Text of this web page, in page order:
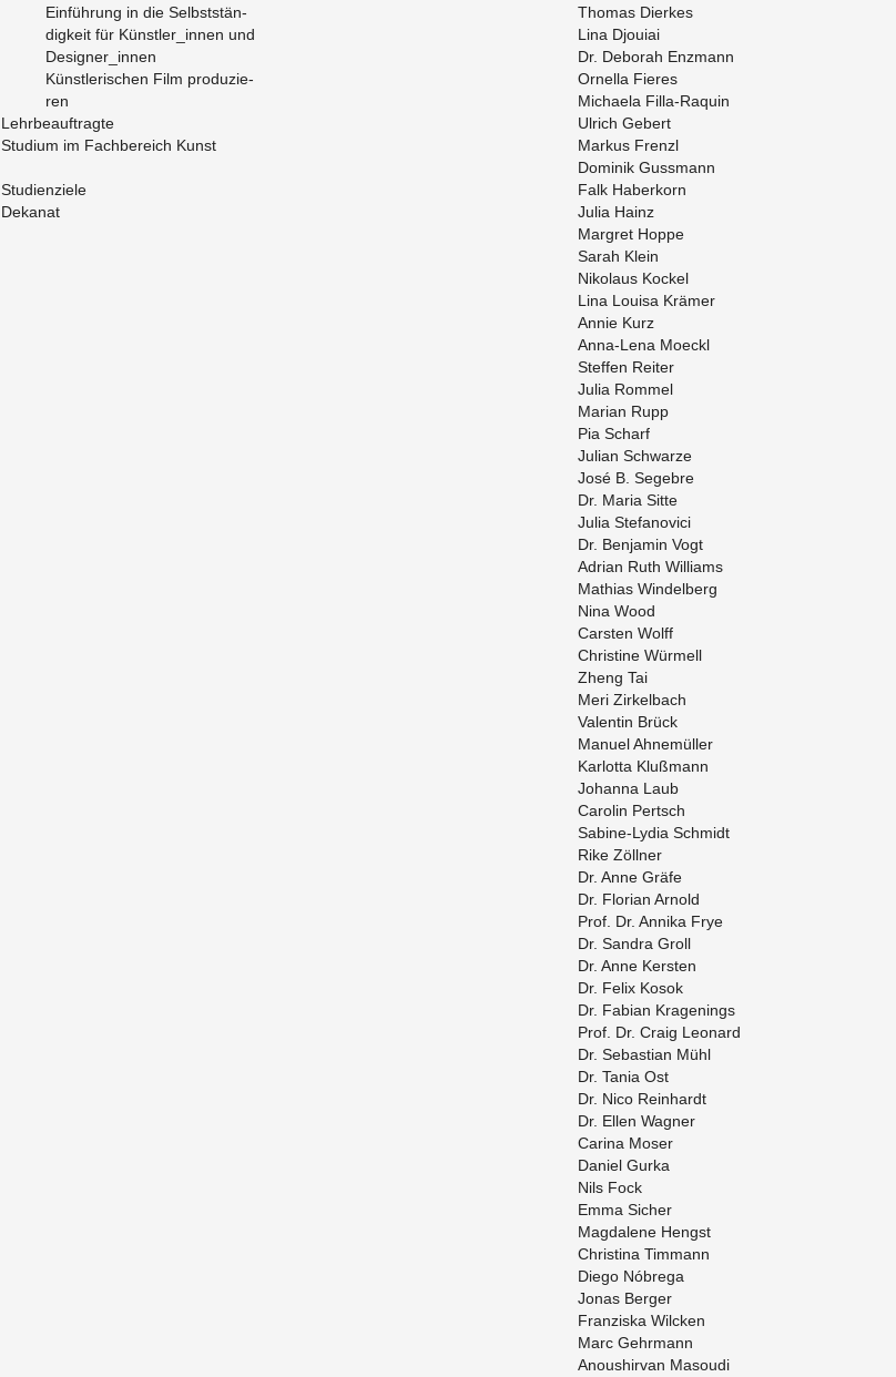
Ein­füh­rung in die Selbst­stän­
dig­keit für Künst­ler_in­nen und
De­si­gner_in­nen
Künst­le­ri­schen Film pro­du­zie­
ren
Lehr­be­auf­trag­te
Stu­di­um im Fach­be­reich Kunst
Stu­di­en­zie­le
De­ka­nat
Tho­mas Dier­kes
Lina Djoui­ai
Dr. De­bo­rah Enz­mann
Or­nella Fie­res
Mi­chae­la Fil­la-Raquin
Ul­rich Ge­bert
Mar­kus Frenzl
Do­mi­nik Guss­mann
Falk Ha­ber­korn
Julia Hainz
Mar­g­ret Hoppe
Sarah Klein
Ni­ko­laus Ko­ckel
Lina Loui­sa Krä­mer
Annie Kurz
An­na-Le­na Moeckl
Stef­fen Rei­ter
Julia Rom­mel
Ma­ri­an Rupp
Pia Scharf
Ju­li­an Schwar­ze
José B. Se­gebre
Dr. Maria Sitte
Julia Ste­fa­no­vici
Dr. Ben­ja­min Vogt
Adri­an Ruth Wil­li­ams
Ma­thi­as Win­del­berg
Nina Wood
Cars­ten Wolff
Chris­ti­ne Wür­mell
Zheng Tai
Meri Zir­kel­bach
Va­len­tin Brück
Ma­nu­el Ah­ne­mül­ler
Kar­lot­ta Kluß­mann
Jo­han­na Laub
Ca­ro­lin Pertsch
Sa­bi­ne-Ly­dia Schmidt
Rike Zöll­ner
Dr. Anne Gräfe
Dr. Flo­ri­an Ar­nold
Prof. Dr. An­ni­ka Frye
Dr. San­dra Groll
Dr. Anne Kers­ten
Dr. Felix Kosok
Dr. Fa­bi­an Kra­ge­nings
Prof. Dr. Craig Leo­nard
Dr. Se­bas­ti­an Mühl
Dr. Tania Ost
Dr. Nico Rein­hardt
Dr. Ellen Wag­ner
Ca­ri­na Moser
Da­ni­el Gurka
Nils Fock
Emma Si­cher
Mag­da­le­ne Hengst
Chris­ti­na Timmann
Diego Nóbrega
Jonas Ber­ger
Fran­zis­ka Wilcken
Marc Gehr­mann
Anous­hir­van Ma­sou­di